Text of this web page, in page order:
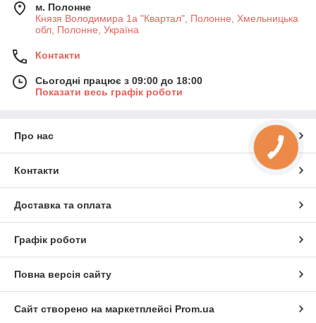
м. Полонне
Князя Володимира 1а "Квартал", Полонне, Хмельницька
обл, Полонне, Україна
Контакти
Сьогодні працює з 09:00 до 18:00
Показати весь графік роботи
Про нас
Контакти
Доставка та оплата
Графік роботи
Повна версія сайту
Сайт створено на маркетплейсі Prom.ua
КНОПКА
ЗВ'ЯЗКУ